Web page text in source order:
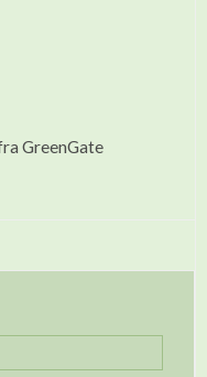
GreenGate